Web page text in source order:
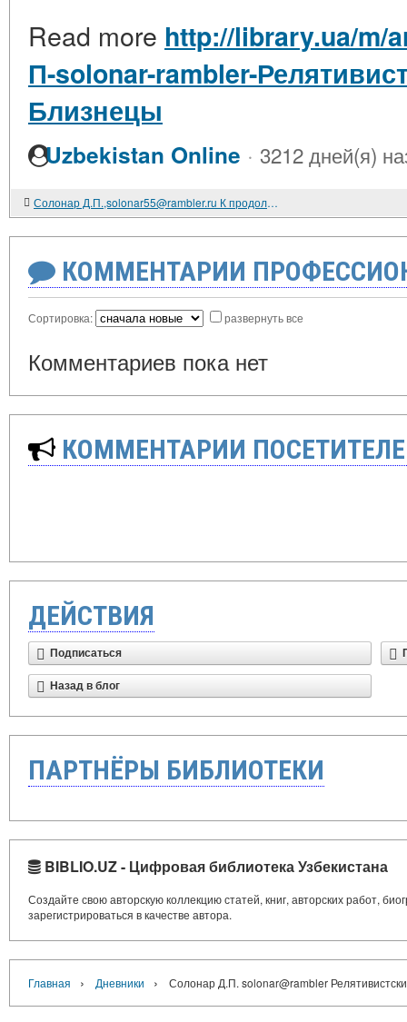
Read more http://library.ua/m/
П-solonar-rambler-
Близнецы
Uzbekistan Online · 3212 дней(я)
Солонар Д.П.,solonar55@rambler.ru К продолжительности физических процессов в инерциальных системах
КОММЕНТАРИИ
Сортировка: развернуть все
Комментариев пока нет
КОММЕНТАРИИ
ДЕЙСТВИЯ
Подписаться
Назад в блог
ПАРТНЁРЫ БИБЛИОТЕКИ
BIBLIO.UZ - Цифровая библиотека Узбекистана
Создайте свою авторскую коллекцию статей, книг, авторских работ,
зарегистрироваться в качестве автора.
Главная › Дневники › Солонар Д.П. solonar@rambler